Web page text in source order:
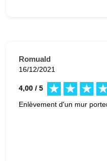
Romuald
16/12/2021
4,00 / 5
Enlèvement d'un mur